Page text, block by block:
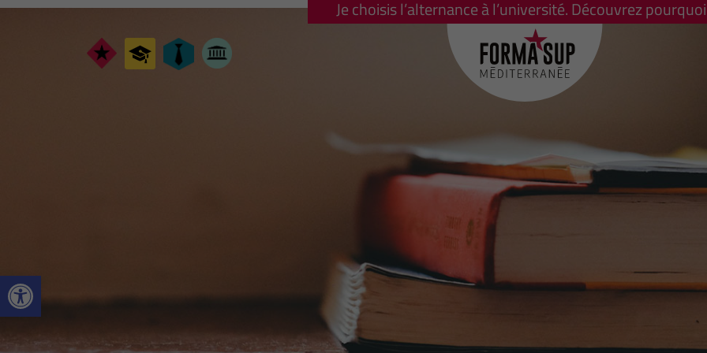
Ouvrir la barre d’outils
Je choisis l’alternance à l’université. Découvrez